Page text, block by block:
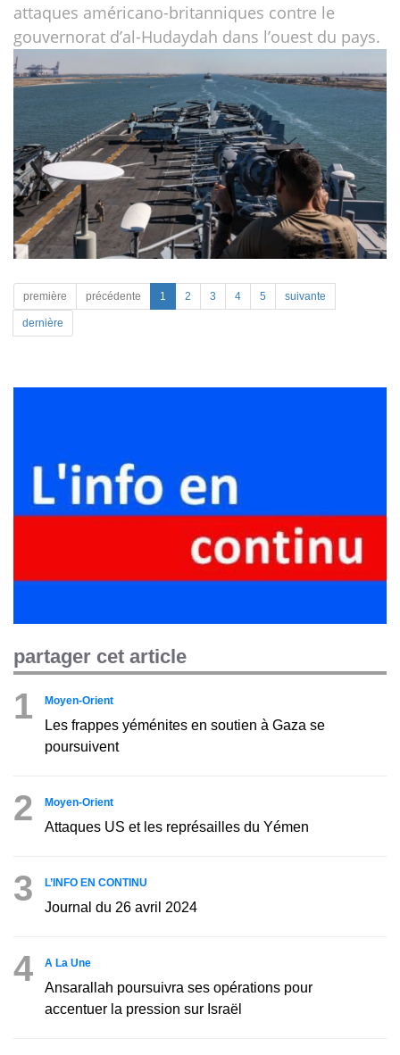
attaques américano-britanniques contre le
gouvernorat d’al-Hudaydah dans l’ouest du pays.
première précédente 1 2 3 4 5 suivante
dernière
partager cet article
1 Moyen-Orient
Les frappes yéménites en soutien à Gaza se
poursuivent
2 Moyen-Orient
Attaques US et les représailles du Yémen
3 L’INFO EN CONTINU
Journal du 26 avril 2024
4 A La Une
Ansarallah poursuivra ses opérations pour
accentuer la pression sur Israël